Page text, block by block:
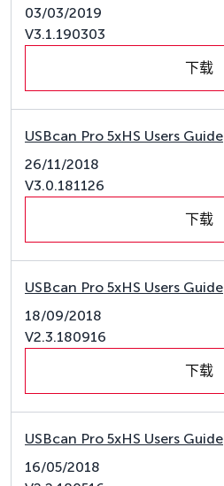
03/03/2019
V3.1.190303
下载
USBcan Pro 5xHS Users Guide
26/11/2018
V3.0.181126
下载
USBcan Pro 5xHS Users Guide
18/09/2018
V2.3.180916
下载
USBcan Pro 5xHS Users Guide
16/05/2018